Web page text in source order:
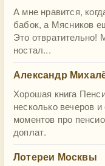
А мне нравится,
бабок, а Мясников
Это отвратительно!
ностал...
Александр
Хорошая книга
несколько вечеров
моментов про
доплат.
Лотереи Москвы